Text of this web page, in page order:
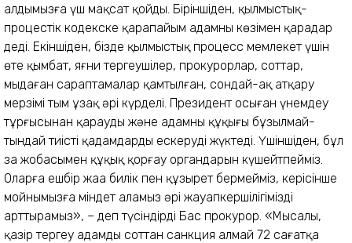
алдымызға үш мақсат қойды. Біріншіден, қылмыстық-
процестік кодекске қарапайым адамның көзімен қараңдар
деді. Екіншіден, бізде қылмыстық процесс мемлекет үшін
өте қымбат, яғни тергеушілер, прокурорлар, соттар,
мыңдаған сараптамалар қамтылған, сондай-ақ атқару
мерзімі тым ұзақ әрі күрделі. Президент осыған үнемдеу
тұрғы­сынан қарауды және адамның құқығы бұзылмай­
тындай тиісті қадам­дарды ескеруді жүктеді. Үшіншіден, бұл
заң жобасымен құқық қорғау органдарын күшейтпейміз.
Оларға ешбір жаңа билік пен құзырет бермейміз, керісінше
мойнымызға міндет аламыз әрі жауапкершілігімізді
арттырамыз», – деп түсіндірді Бас прокурор. «Мысалы,
қазір тергеу адамды соттан санкция алмай 72 сағатқа